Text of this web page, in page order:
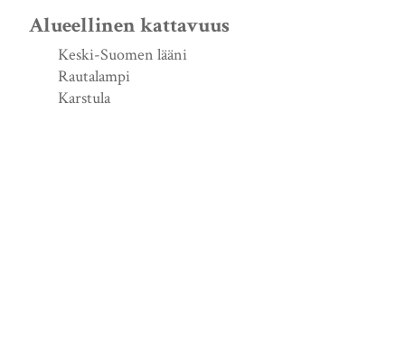
Alueellinen kattavuus
Keski-Suomen lääni
Rautalampi
Karstula